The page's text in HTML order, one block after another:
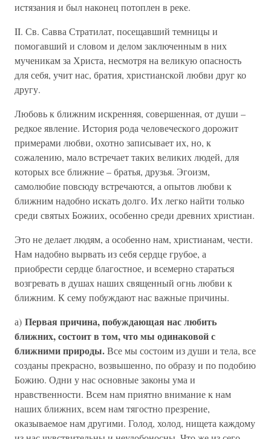
истязания и был наконец потоплен в реке.
II. Св. Савва Стратилат, посещавший темницы и
помогавший и словом и делом заключенным в них
мученикам за Христа, несмотря на великую опасность
для себя, учит нас, братия, христианской любви друг ко
другу.
Любовь к ближним искренняя, совершенная, от души –
редкое явление. История рода человеческого дорожит
примерами любви, охотно записывает их, но, к
сожалению, мало встречает таких великих людей, для
которых все ближние – братья, друзья. Эгоизм,
самолюбие повсюду встречаются, а опытов любви к
ближним надобно искать долго. Их легко найти только
среди святых Божиих, особенно среди древних христиан.
Это не делает людям, а особенно нам, христианам, чести.
Нам надобно вырвать из себя сердце грубое, а
приобрести сердце благостное, и всемерно стараться
возгревать в душах наших священный огнь любви к
ближним. К сему побуждают нас важные причины.
а) Первая причина, побуждающая нас любить
ближних, состоит в том, что мы одинаковой с
ближними природы.Все мы состоим из души и тела, все
созданы прекрасно, возвышенно, по образу и по подобию
Божию. Одни у нас основные законы ума и
нравственности. Всем нам приятно внимание к нам
наших ближних, всем нам тягостно презрение,
оказываемое нам другими. Голод, холод, нищета каждому